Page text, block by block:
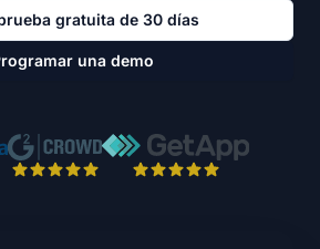
gratuita de 30 días
una demo